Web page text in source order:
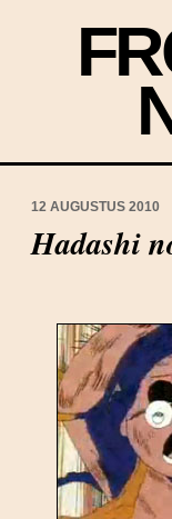
12 AUGUSTUS 2010
Hadashi